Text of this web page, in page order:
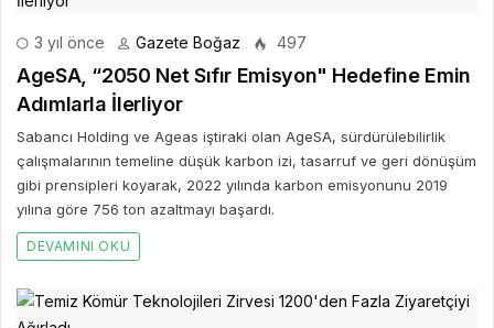
3 yıl önce Gazete Boğaz 497
AgeSA, “2050 Net Sıfır Emisyon" Hedefine Emin
Adımlarla İlerliyor
Sabancı Holding ve Ageas iştiraki olan AgeSA, sürdürülebilirlik
çalışmalarının temeline düşük karbon izi, tasarruf ve geri dönüşüm
gibi prensipleri koyarak, 2022 yılında karbon emisyonunu 2019
yılına göre 756 ton azaltmayı başardı.
DEVAMINI OKU